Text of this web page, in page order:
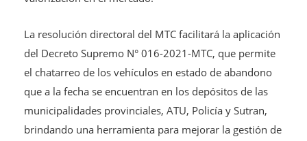
La resolución directoral del MTC facilitará la aplicación
del Decreto Supremo N° 016-2021-MTC, que permite
el chatarreo de los vehículos en estado de abandono
que a la fecha se encuentran en los depósitos de las
municipalidades provinciales, ATU, Policía y Sutran,
brindando una herramienta para mejorar la gestión de